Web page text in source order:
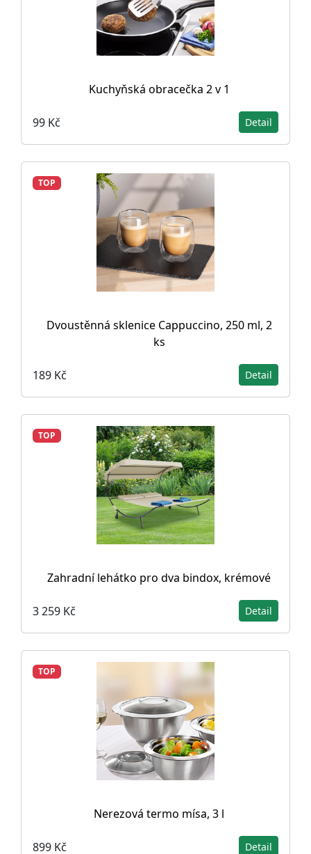
Kuchyňská obracečka 2 v 1
99 Kč Detail
TOP
Dvoustěnná sklenice Cappuccino, 250 ml, 2
ks
189 Kč Detail
TOP
Zahradní lehátko pro dva bindox, krémové
3 259 Kč Detail
TOP
Nerezová termo mísa, 3 l
899 Kč Detail